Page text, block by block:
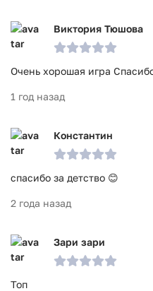
Виктория Тюшова
Очень хорошая игра
1 год назад
Константин
спасибо за детство 😊
2 года назад
Зари зари
Топ